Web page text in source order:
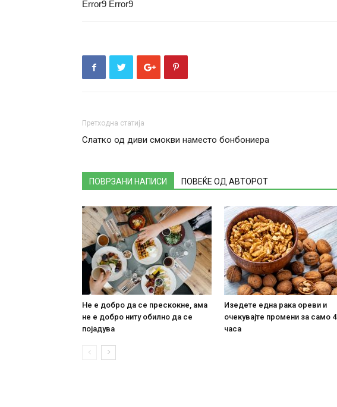
Error9 Error9
Претходна статија
Слатко од диви смокви наместо бонбониера
ПОВРЗАНИ НАПИСИ ПОВЕЌЕ ОД АВТОРОТ
Не е добро да се прескокне, ама
не е добро ниту обилно да се
појадува
Изедете една рака ореви и
очекувајте промени за само 4
часа